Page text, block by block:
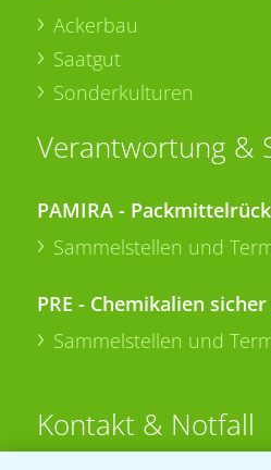
Ackerbau
Saatgut
Sonderkulturen
Verantwortung &
PAMIRA -
Sammelstellen und
PRE - Chemikalien
Sammelstellen und
Kontakt & Notfall